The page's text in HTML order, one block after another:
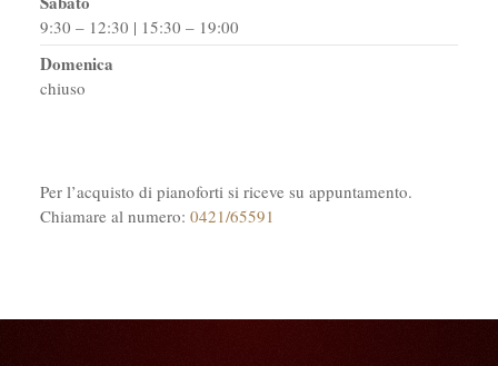
9:30 – 12:30 | 15:30 – 19:00
Domenica
chiuso
Per l’acquisto di pianoforti si riceve su appuntamento.
Chiamare al numero: 0421/65591